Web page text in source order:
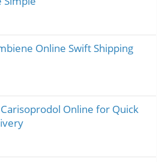
Online Swift Shipping
Online for Quick